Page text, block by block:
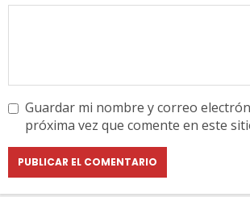
Guardar mi nombre y correo
próxima vez que comente en este